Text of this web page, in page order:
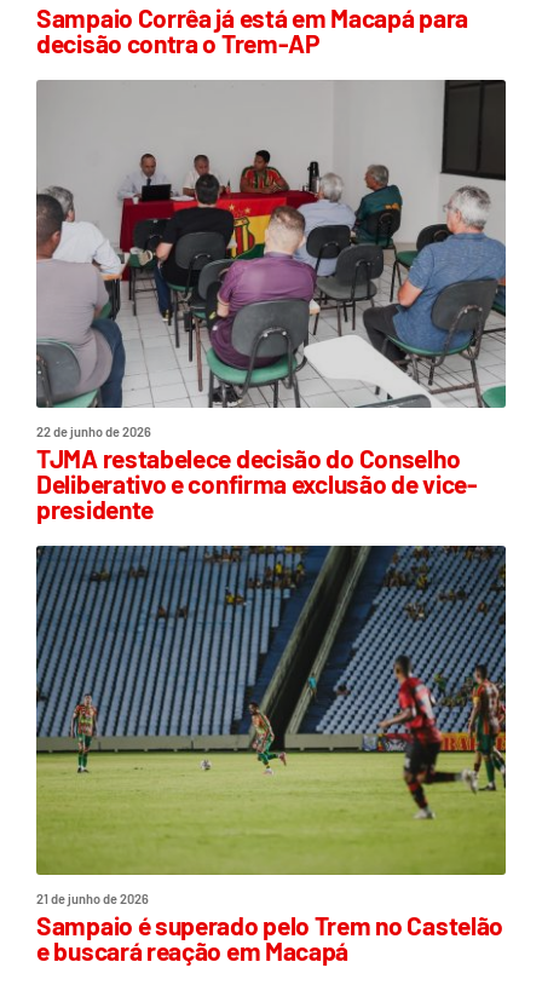
Sampaio Corrêa já está em Macapá para
decisão contra o Trem-AP
22 de junho de 2026
TJMA restabelece decisão do Conselho
Deliberativo e confirma exclusão de vice-
presidente
21 de junho de 2026
Sampaio é superado pelo Trem no Castelão
e buscará reação em Macapá